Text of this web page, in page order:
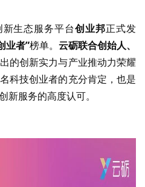
生态服务平台创业邦正式发
业者”榜单。 云砺联合创始人、
的创新实力与产业推动力荣耀
科技创业者的充分肯定，也是
新服务的高度认可。